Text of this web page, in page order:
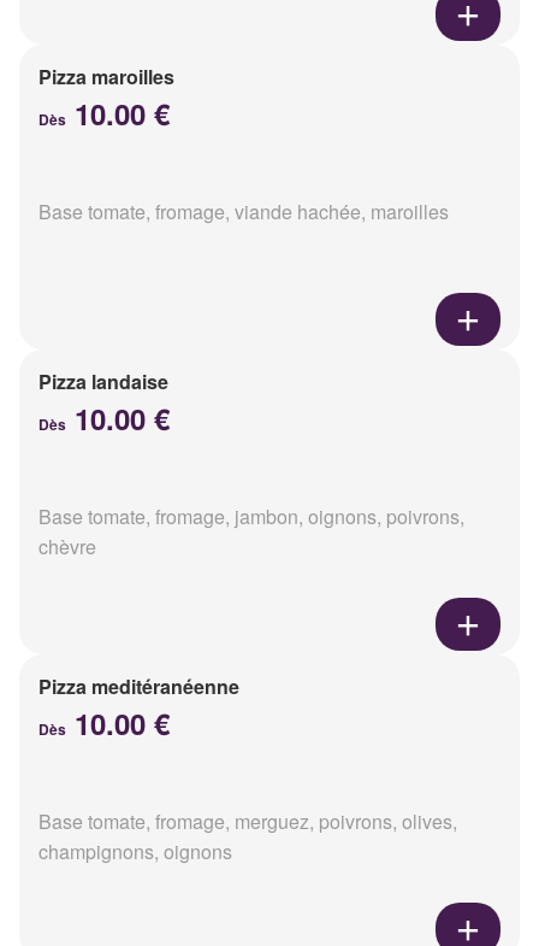
Pizza maroilles
Dès 10.00 €
Base tomate, fromage, viande hachée, maroilles
Pizza landaise
Dès 10.00 €
Base tomate, fromage, jambon, oignons, poivrons,
chèvre
Pizza meditéranéenne
Dès 10.00 €
Base tomate, fromage, merguez, poivrons, olives,
champignons, oignons